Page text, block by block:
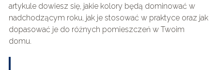
artykule dowiesz się, jakie kolory będą dominować w
nadchodzącym roku, jak je stosować w praktyce oraz jak
dopasować je do różnych pomieszczeń w Twoim
domu.